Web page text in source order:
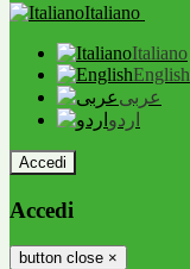
Italiano
Italiano
English
عربى
اردو
Accedi
Accedi
button close ×